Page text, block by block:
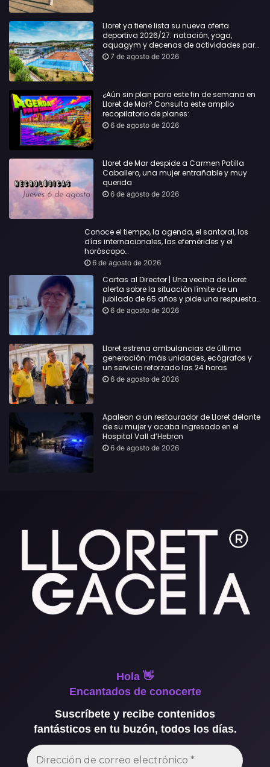
Lloret ya tiene lista su nueva oferta
deportiva 2026/27: natación, yoga,
aquagym y decenas de actividades para
todas las edades
7 de agosto de 2026
¿Aún sin plan para este fin de semana en
Lloret de Mar? Consulta este amplio
recopilatorio de planes:
6 de agosto de 2026
Lloret de Mar despide a Carmen Patilla
Caballero, una mujer entrañable y muy
querida
6 de agosto de 2026
Conoce el tiempo, la agenda, el santoral, los
días internacionales, las efemérides y el
horóscopo…
6 de agosto de 2026
Cartas al Director | Una vecina de Lloret
alerta sobre la situación límite de un
jubilado de 65 años y pide una respuesta
urgente
6 de agosto de 2026
Lloret estrena ambulancias de última
generación: más unidades, ecógrafos y
un servicio reforzado las 24 horas
6 de agosto de 2026
Apalean a un restaurador de Lloret delante
de su mujer y acaba ingresado en el
Hospital Vall d’Hebron
6 de agosto de 2026
Hola 👋
Encantados de conocerte
Suscríbete y recibe contenidos
fantásticos en tu buzón, todos los días.